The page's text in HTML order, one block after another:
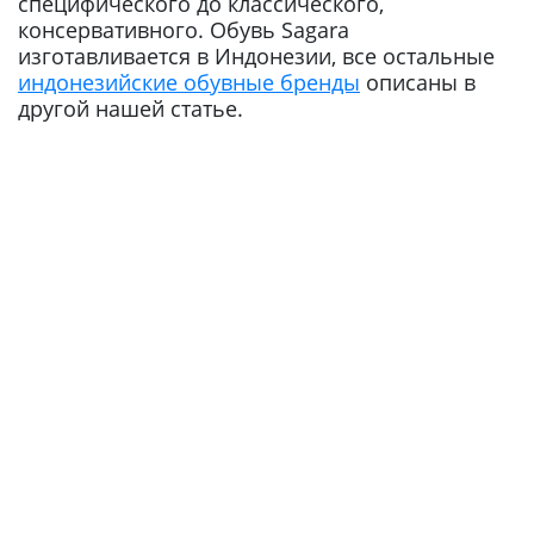
консервативного. Обувь Sagara
изготавливается в Индонезии, все остальные
индонезийские обувные бренды описаны в
другой нашей статье.